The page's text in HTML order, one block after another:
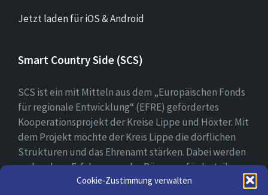
Cookie-Zustimmung verwalten
Jetzt laden für iOS & Android
Smart Country Side (SCS)
SCS ist ein mit Mitteln aus dem „Europäischen Fonds
für regionale Entwicklung“ (EFRE) gefördertes
Kooperationsprojekt der Kreise Lippe und Höxter. Mit
dem Projekt möchte der Kreis Lippe die dörflichen
Strukturen und das Ehrenamt stärken. Dabei werden
vorhandene Erfahrungen der Bürger gefördert, ihre
digitale Kompetenz gestärkt und bei der Erprobung